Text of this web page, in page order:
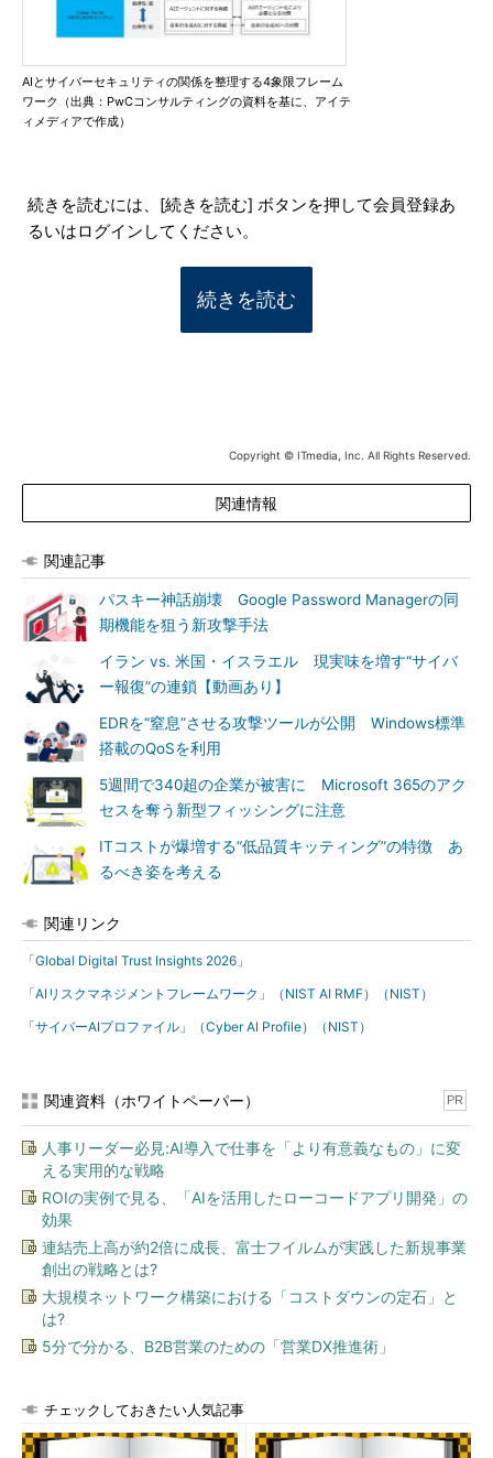
AIとサイバーセキュリティの関係を整理する4象限フレーム
ワーク（出典：PwCコンサルティングの資料を基に、アイテ
ィメディアで作成）
続きを読むには、[続きを読む] ボタンを押して会員登録あ
るいはログインしてください。
続きを読む
Copyright © ITmedia, Inc. All Rights Reserved.
関連情報
関連記事
パスキー神話崩壊 Google Password Managerの同
期機能を狙う新攻撃手法
イラン vs. 米国・イスラエル 現実味を増す“サイバ
ー報復”の連鎖【動画あり】
EDRを“窒息”させる攻撃ツールが公開 Windows標準
搭載のQoSを利用
5週間で340超の企業が被害に Microsoft 365のアク
セスを奪う新型フィッシングに注意
ITコストが爆増する“低品質キッティング”の特徴 あ
るべき姿を考える
関連リンク
「Global Digital Trust Insights 2026」
「AIリスクマネジメントフレームワーク」（NIST AI RMF）（NIST）
「サイバーAIプロファイル」（Cyber AI Profile）（NIST）
関連資料（ホワイトペーパー） PR
人事リーダー必見:AI導入で仕事を「より有意義なもの」に変
える実用的な戦略
ROIの実例で見る、「AIを活用したローコードアプリ開発」の
効果
連結売上高が約2倍に成長、富士フイルムが実践した新規事業
創出の戦略とは?
大規模ネットワーク構築における「コストダウンの定石」と
は?
5分で分かる、B2B営業のための「営業DX推進術」
チェックしておきたい人気記事